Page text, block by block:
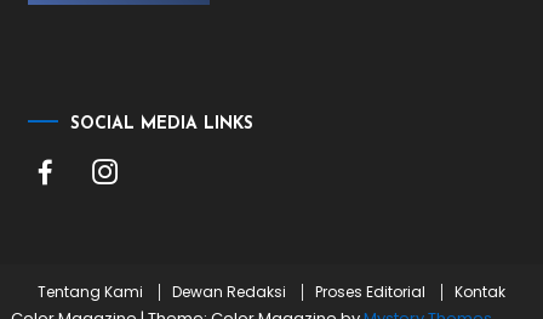
SOCIAL MEDIA LINKS
Tentang Kami Dewan Redaksi Proses Editorial Kontak